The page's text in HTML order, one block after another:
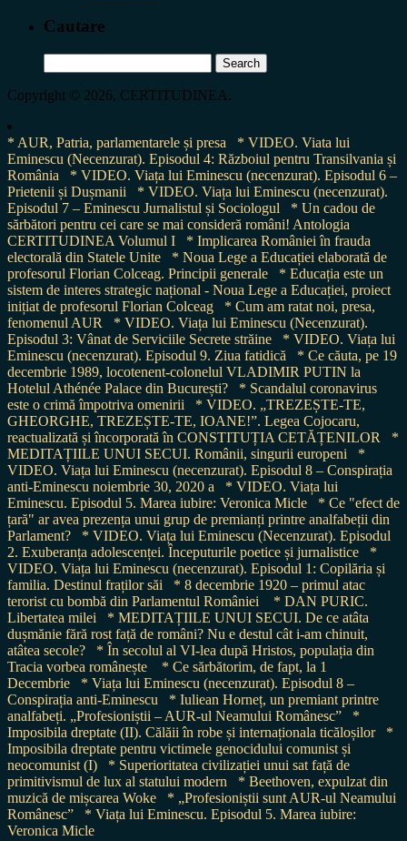
Cautare
for:
Copyright © 2026, CERTITUDINEA.
* AUR, Patria, parlamentarele și presa
* VIDEO. Viata lui
Eminescu (Necenzurat). Episodul 4: Războiul pentru Transilvania și
România
* VIDEO. Viața lui Eminescu (necenzurat). Episodul 6 –
Prietenii și Dușmanii
* VIDEO. Viața lui Eminescu (necenzurat).
Episodul 7 – Eminescu Jurnalistul și Sociologul
* Un cadou de
sărbători pentru cei care se mai consideră români! Antologia
CERTITUDINEA Volumul I
* Implicarea României în frauda
electorală din Statele Unite
* Noua Lege a Educației elaborată de
profesorul Florian Colceag. Principii generale
* Educația este un
sistem de interes strategic național - Noua Lege a Educației, proiect
inițiat de profesorul Florian Colceag
* Cum am ratat noi, presa,
fenomenul AUR
* VIDEO. Viața lui Eminescu (Necenzurat).
Episodul 3: Vânat de Serviciile Secrete străine
* VIDEO. Viața lui
Eminescu (necenzurat). Episodul 9. Ziua fatidică
* Ce căuta, pe 19
decembrie 1989, locotenent-colonelul VLADIMIR PUTIN la
Hotelul Athénée Palace din București?
* Scandalul coronavirus
este o crimă împotriva omenirii
* VIDEO. „TREZEȘTE-TE,
GHEORGHE, TREZEȘTE-TE, IOANE!”. Legea Cojocaru,
reactualizată și încorporată în CONSTITUȚIA CETĂȚENILOR
*
MEDITAȚIILE UNUI SECUI. Românii, singurii europeni
*
VIDEO. Viața lui Eminescu (necenzurat). Episodul 8 – Conspirația
anti-Eminescu noiembrie 30, 2020 a
* VIDEO. Viața lui
Eminescu. Episodul 5. Marea iubire: Veronica Micle
* Ce "efect de
țară" ar avea prezența unui grup de premianți printre analfabeții din
Parlament?
* VIDEO. Viața lui Eminescu (Necenzurat). Episodul
2. Exuberanța adolescenței. Începuturile poetice și jurnalistice
*
VIDEO. Viața lui Eminescu (necenzurat). Episodul 1: Copilăria și
familia. Destinul fraților săi
* 8 decembrie 1920 – primul atac
terorist cu bombă din Parlamentul României
* DAN PURIC.
Libertatea milei
* MEDITAȚIILE UNUI SECUI. De ce atâta
dușmănie fără rost față de români? Nu e destul cât i-am chinuit,
atâtea secole?
* În secolul al VI-lea după Hristos, populația din
Tracia vorbea românește
* Ce sărbătorim, de fapt, la 1
Decembrie
* Viața lui Eminescu (necenzurat). Episodul 8 –
Conspirația anti-Eminescu
* Iuliean Horneț, un premiant printre
analfabeți. „Profesioniștii – AUR-ul Neamului Românesc”
*
Imposibila dreptate (II). Călăii în robe și internaționala ticăloșilor
*
Imposibila dreptate pentru victimele genocidului comunist și
neocomunist (I)
* Superioritatea civilizației unui sat față de
primitivismul de lux al statului modern
* Beethoven, expulzat din
muzică de mișcarea Woke
* „Profesioniștii sunt AUR-ul Neamului
Românesc”
* Viața lui Eminescu. Episodul 5. Marea iubire:
Veronica Micle